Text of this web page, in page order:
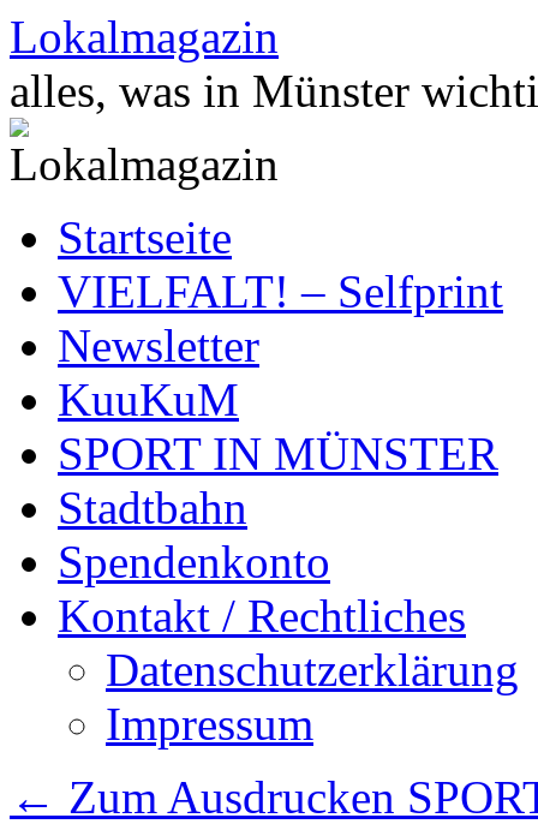
Zum
Inhalt
springen
Lokalmagazin
alles, was in Münster
Startseite
VIELFALT! – Selfprint
Newsletter
KuuKuM
SPORT IN MÜNSTER
Stadtbahn
Spendenkonto
Kontakt / Rechtliches
Datenschutzerklärung
Impressum
← Zum Ausdrucken